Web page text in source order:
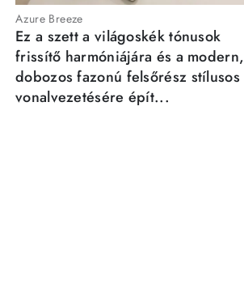
Azure Breeze
Ez a szett a világoskék tónusok
frissítő harmóniájára és a modern,
dobozos fazonú felsőrész stílusos
vonalvezetésére épít...